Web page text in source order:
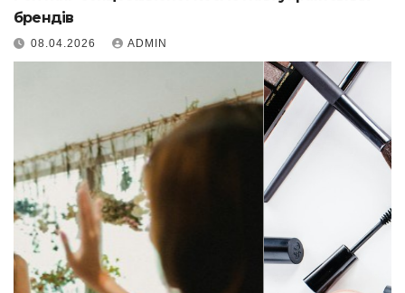
брендів
08.04.2026 ADMIN